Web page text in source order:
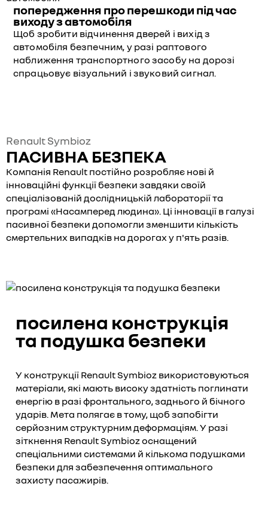
попередження про перешкоди під час
виходу з автомобіля
Щоб зробити відчинення дверей і вихід з
автомобіля безпечним, у разі раптового
наближення транспортного засобу на дорозі
спрацьовує візуальний і звуковий сигнал.
Renault Symbioz
ПАСИВНА БЕЗПЕКА
Компанія Renault постійно розробляє нові й
інноваційні функції безпеки завдяки своїй
спеціалізованій дослідницькій лабораторії та
програмі «Насамперед людина». Ці інновації в галузі
пасивної безпеки допомогли зменшити кількість
смертельних випадків на дорогах у п'ять разів.
посилена конструкція
та подушка безпеки
У конструкції Renault Symbioz використовуються
матеріали, які мають високу здатність поглинати
енергію в разі фронтального, заднього й бічного
ударів. Мета полягає в тому, щоб запобігти
серйозним структурним деформаціям. У разі
зіткнення Renault Symbioz оснащений
спеціальними системами й кількома подушками
безпеки для забезпечення оптимального
захисту пасажирів.